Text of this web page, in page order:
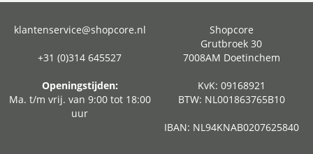
klantenservice@shopcore.nl
+31 (0)314 645527
Openingstijden:
Ma. t/m vrij. van 9:00 tot 18:00
uur
Shopcore
Grutbroek 30
7008AM Doetinchem
KvK: 09168921
BTW: NL001863765B10
IBAN: NL94KNAB0207625840